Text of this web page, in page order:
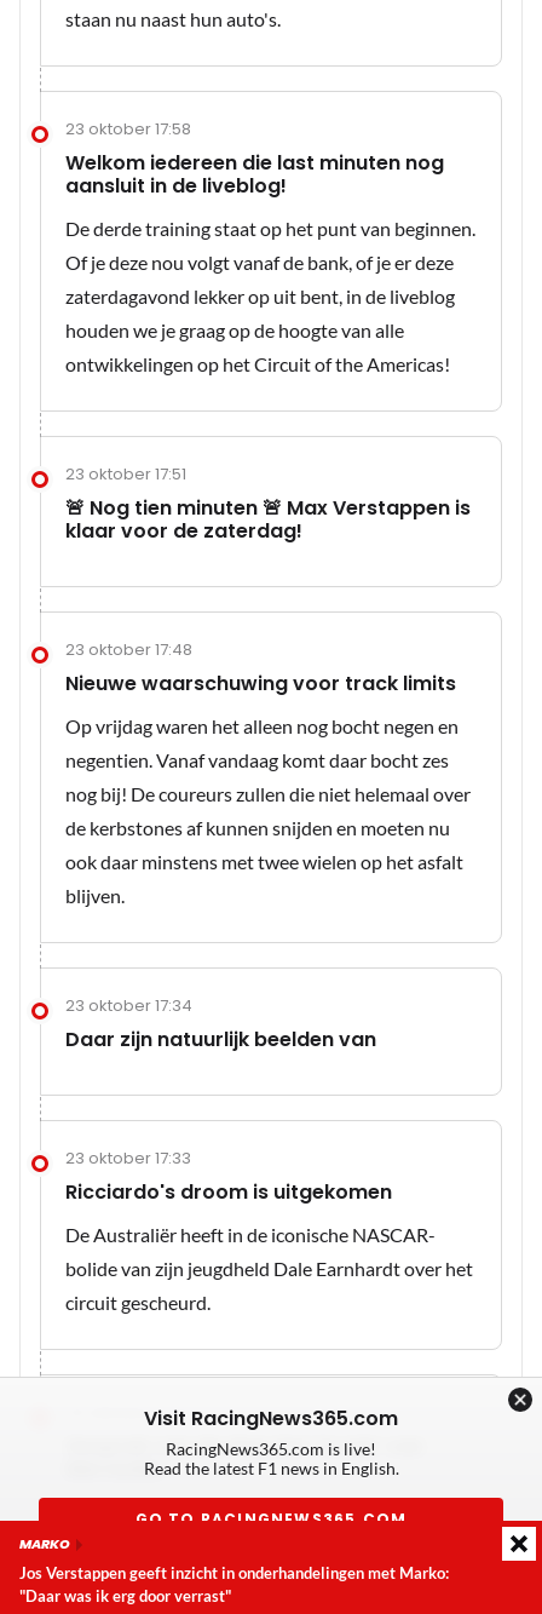
staan nu naast hun auto's.
23 oktober 17:58
Welkom iedereen die last minuten nog
aansluit in de liveblog!
De derde training staat op het punt van beginnen.
Of je deze nou volgt vanaf de bank, of je er deze
zaterdagavond lekker op uit bent, in de liveblog
houden we je graag op de hoogte van alle
ontwikkelingen op het Circuit of the Americas!
23 oktober 17:51
🚨 Nog tien minuten 🚨 Max Verstappen is
klaar voor de zaterdag!
23 oktober 17:48
Nieuwe waarschuwing voor track limits
Op vrijdag waren het alleen nog bocht negen en
negentien. Vanaf vandaag komt daar bocht zes
nog bij! De coureurs zullen die niet helemaal over
de kerbstones af kunnen snijden en moeten nu
ook daar minstens met twee wielen op het asfalt
blijven.
23 oktober 17:34
Daar zijn natuurlijk beelden van
23 oktober 17:33
Ricciardo's droom is uitgekomen
De Australiër heeft in de iconische NASCAR-
bolide van zijn jeugdheld Dale Earnhardt over het
circuit gescheurd.
23 oktober 17:32
Gesprek van de dag: het 'trucje' van
Mercedes
Is dit de manier waarop Lewis Hamilton plots
weer zoveel snelheid heeft gevonden?
artikelleggen we uit hoe dat vermeende trucje
Laatste update:zondag 9 augustus 2026 15:28
Visit RacingNews365.com
RacingNews365.com is live!
Read the latest F1 news in English.
GO TO RACINGNEWS365.COM
Don't show again
MARKO
Jos Verstappen geeft inzicht in onderhandelingen met Marko:
"Daar was ik erg door verrast"